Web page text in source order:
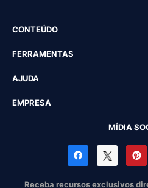
CONTEÚDO
FERRAMENTAS
AJUDA
EMPRESA
MÍDIA
Receba recursos exclusivos